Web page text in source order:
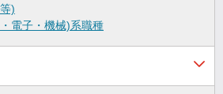
)
電子・機械)系職種